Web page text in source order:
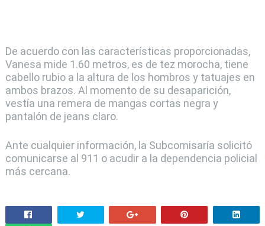
De acuerdo con las características proporcionadas,
Vanesa mide 1.60 metros, es de tez morocha, tiene
cabello rubio a la altura de los hombros y tatuajes en
ambos brazos. Al momento de su desaparición,
vestía una remera de mangas cortas negra y
pantalón de jeans claro.
Ante cualquier información, la Subcomisaría solicitó
comunicarse al 911 o acudir a la dependencia policial
más cercana.